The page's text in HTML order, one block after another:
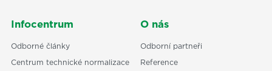
Infocentrum
Odborné články
Centrum technické normalizace
O nás
Odborní partneři
Reference